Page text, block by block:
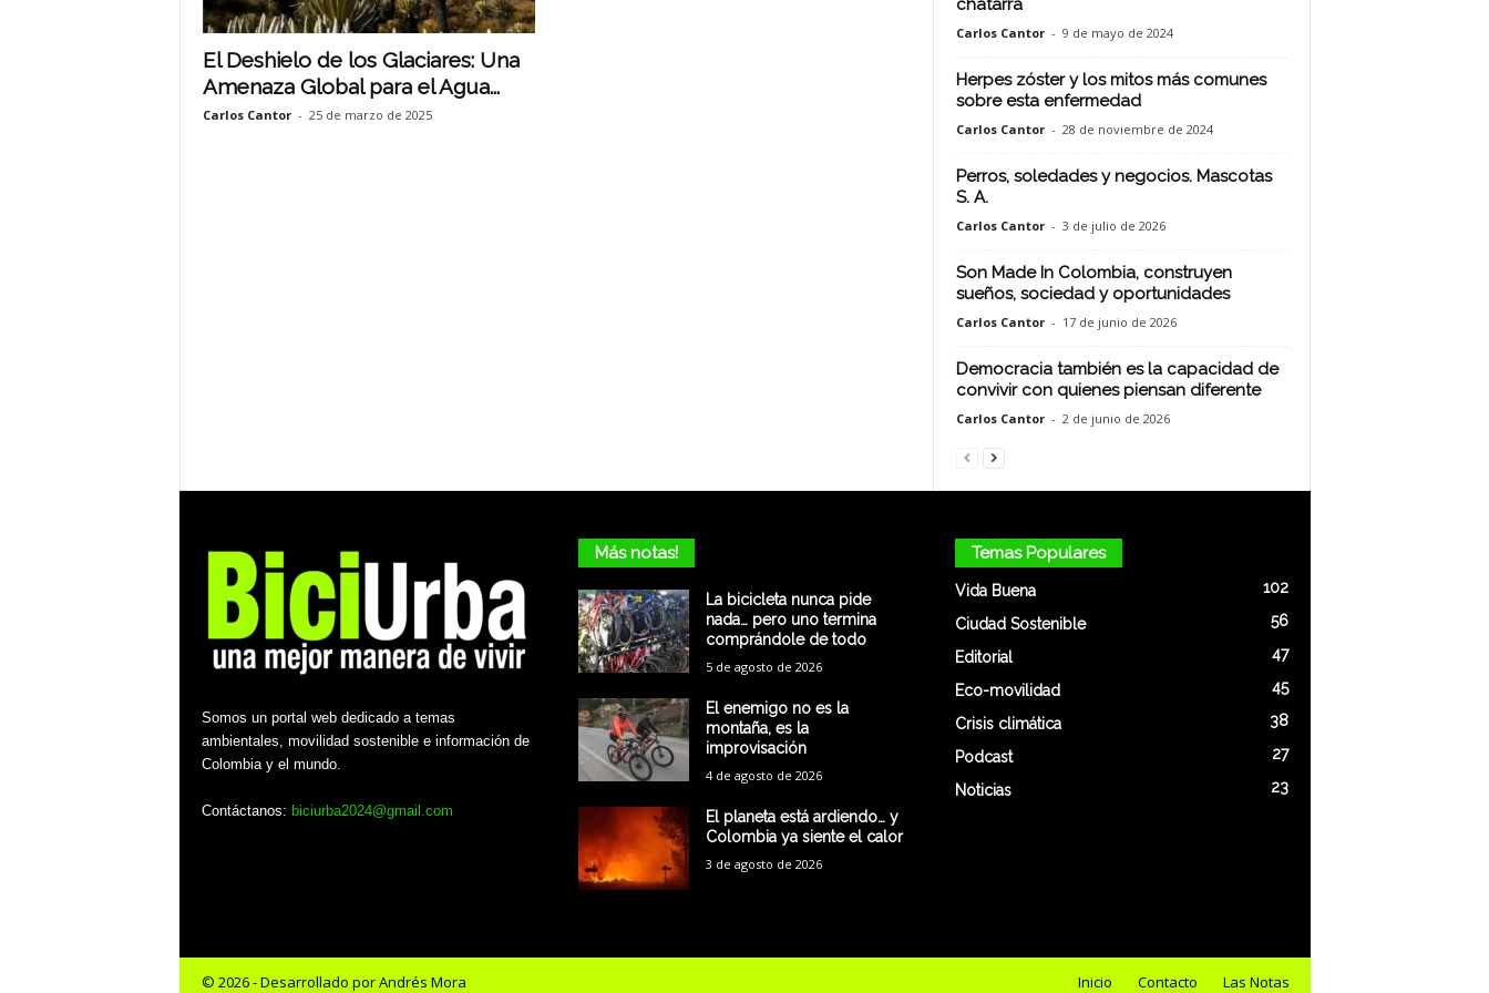
El Deshielo de los Glaciares: Una
Amenaza Global para el Agua...
Carlos Cantor - 25 de marzo de 2025
chatarra
Carlos Cantor - 9 de mayo de 2024
Herpes zóster y los mitos más comunes
sobre esta enfermedad
Carlos Cantor - 28 de noviembre de 2024
Perros, soledades y negocios. Mascotas
S. A.
Carlos Cantor - 3 de julio de 2026
Son Made In Colombia, construyen
sueños, sociedad y oportunidades
Carlos Cantor - 17 de junio de 2026
Democracia también es la capacidad de
convivir con quienes piensan diferente
Carlos Cantor - 2 de junio de 2026
Somos un portal web dedicado a temas
ambientales, movilidad sostenible e información de
Colombia y el mundo.
Contáctanos: biciurba2024@gmail.com
Más notas!
La bicicleta nunca pide
nada… pero uno termina
comprándole de todo
5 de agosto de 2026
El enemigo no es la
montaña, es la
improvisación
4 de agosto de 2026
El planeta está ardiendo… y
Colombia ya siente el calor
3 de agosto de 2026
Temas Populares
Vida Buena 102
Ciudad Sostenible 56
Editorial 47
Eco-movilidad 45
Crisis climática 38
Podcast 27
Noticias 23
Inicio Contacto Las Notas
© 2026 - Desarrollado por Andrés Mora